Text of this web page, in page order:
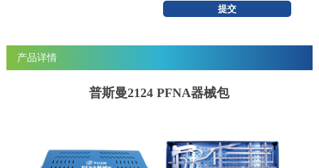
产品详情
普斯曼2124 PFNA器械包